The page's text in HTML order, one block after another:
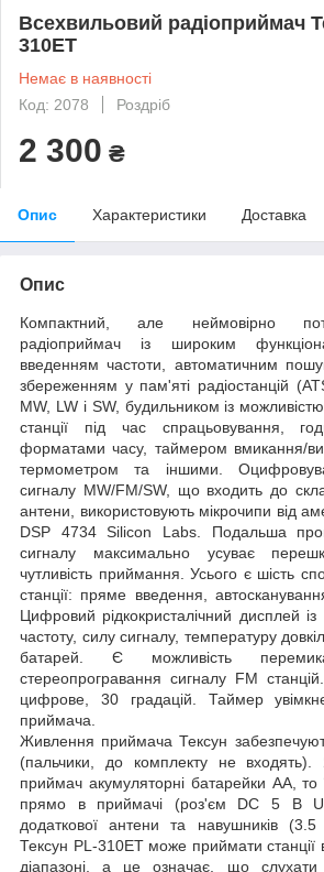
Всехвильовий радіоприймач
310ET
Немає в наявності
Код: 2078
Роздріб
2 300 ₴
Опис Характеристики Доставка
Опис
Компактний, але неймовірно
радіоприймач із широким
введенням частоти, автоматичним
збереженням у пам'яті радіостанцій
MW, LW і SW, будильником із
станції під час спрацьовування,
форматами часу, таймером вмикання/
термометром та іншими.
сигналу MW/FM/SW, що входить до
антени, використовують мікрочипи від
DSP 4734 Silicon Labs. Подальша
сигналу максимально усуває
чутливість приймання. Усього є шість
станції: пряме введення,
Цифровий рідкокристалічний дисплей із
частоту, силу сигналу, температуру
батарей. Є можливість
стереопрогравання сигналу FM
цифрове, 30 градацій. Таймер
приймача.
Живлення приймача Тексун
(пальчики, до комплекту не
приймач акумуляторні батарейки АА,
прямо в приймачі (роз'єм DC 5 В
додаткової антени та навушників
Тексун PL-310ET може приймати станції
діапазоні, а це означає, що